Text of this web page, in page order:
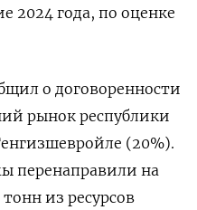
2024 года, по оценке
о договоренности
рынок республики
(20%).
перенаправили на
из ресурсов